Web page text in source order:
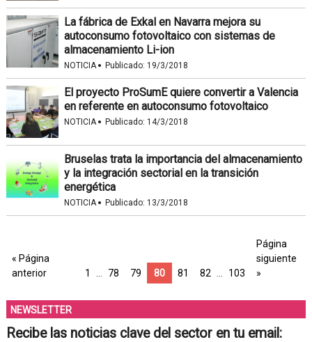
La fábrica de Exkal en Navarra mejora su
autoconsumo fotovoltaico con sistemas de
almacenamiento Li-ion
NOTICIA· Publicado: 19/3/2018
El proyecto ProSumE quiere convertir a Valencia
en referente en autoconsumo fotovoltaico
NOTICIA· Publicado: 14/3/2018
Bruselas trata la importancia del almacenamiento
y la integración sectorial en la transición
energética
NOTICIA· Publicado: 13/3/2018
« Página
anterior
1 78 79 80 81 82 103
Página
siguiente
»
NEWSLETTER
Recibe las noticias clave del sector en tu email: